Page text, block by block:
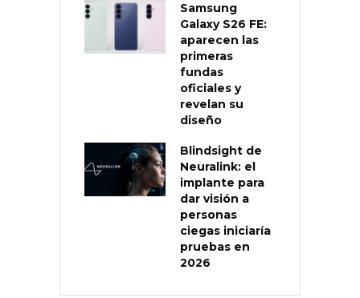
Samsung
Galaxy S26 FE:
aparecen las
primeras
fundas
oficiales y
revelan su
diseño
Blindsight de
Neuralink: el
implante para
dar visión a
personas
ciegas iniciaría
pruebas en
2026